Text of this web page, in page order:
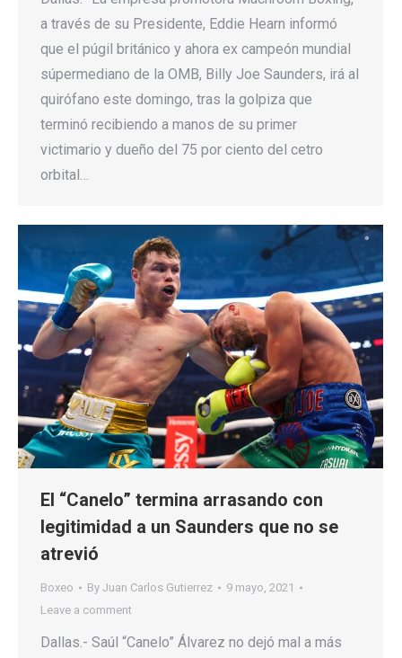
a través de su Presidente, Eddie Hearn informó
que el púgil británico y ahora ex campeón mundial
súpermediano de la OMB, Billy Joe Saunders, irá al
quirófano este domingo, tras la golpiza que
terminó recibiendo a manos de su primer
victimario y dueño del 75 por ciento del cetro
orbital…
El “Canelo” termina arrasando con
legitimidad a un Saunders que no se
atrevió
Boxeo By Juan Carlos Gutierrez
9 mayo, 2021
Leave a comment
Dallas.- Saúl “Canelo” Álvarez no dejó mal a más